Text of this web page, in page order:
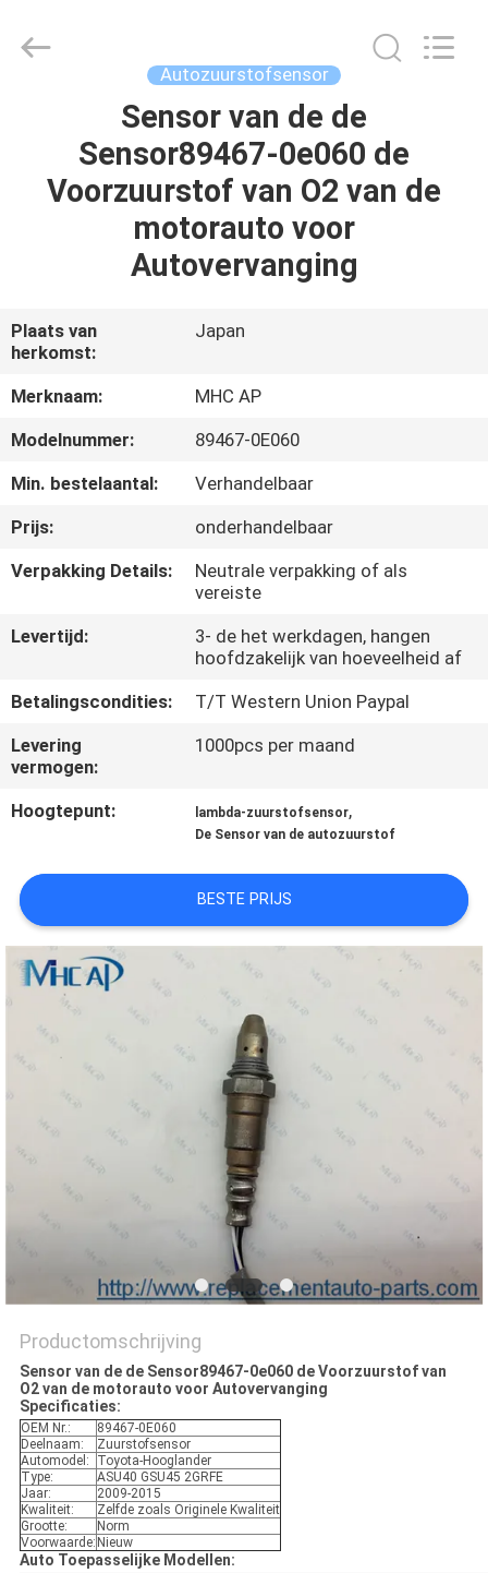
PRODUCTEN
ONGEVEER
FABRIEKSREIS
KWALITEITSCONTROLE
NEEM
CONTACT
OP
VERZOEK
EEN
CITAAT
SITEMAP
PRIVACY
POLICY
Limited.
Autozuurstofsensor
Sensor van de de
Sensor89467-0e060 de
Voorzuurstof van O2 van de
motorauto voor
Autovervanging
Plaats van
herkomst:
Japan
Merknaam:
MHC AP
Modelnummer:
89467-0E060
Min. bestelaantal:
Verhandelbaar
Prijs:
onderhandelbaar
Verpakking Details:
Neutrale verpakking of als
vereiste
Levertijd:
3- de het werkdagen, hangen
hoofdzakelijk van hoeveelheid af
Betalingscondities:
T/T Western Union Paypal
Levering
vermogen:
1000pcs per maand
Hoogtepunt: lambda-zuurstofsensor,
De Sensor van de autozuurstof
BESTE PRIJS
Productomschrijving
Sensor van de de Sensor89467-0e060 de Voorzuurstof van
O2 van de motorauto voor Autovervanging
Specificaties:
OEM Nr.:
89467-0E060
Deelnaam:
Zuurstofsensor
Automodel:
Toyota-Hooglander
Type:
ASU40 GSU45 2GRFE
Jaar:
2009-2015
Kwaliteit:
Zelfde zoals Originele Kwaliteit
Grootte:
Norm
Voorwaarde: Nieuw
Auto Toepasselijke Modellen: